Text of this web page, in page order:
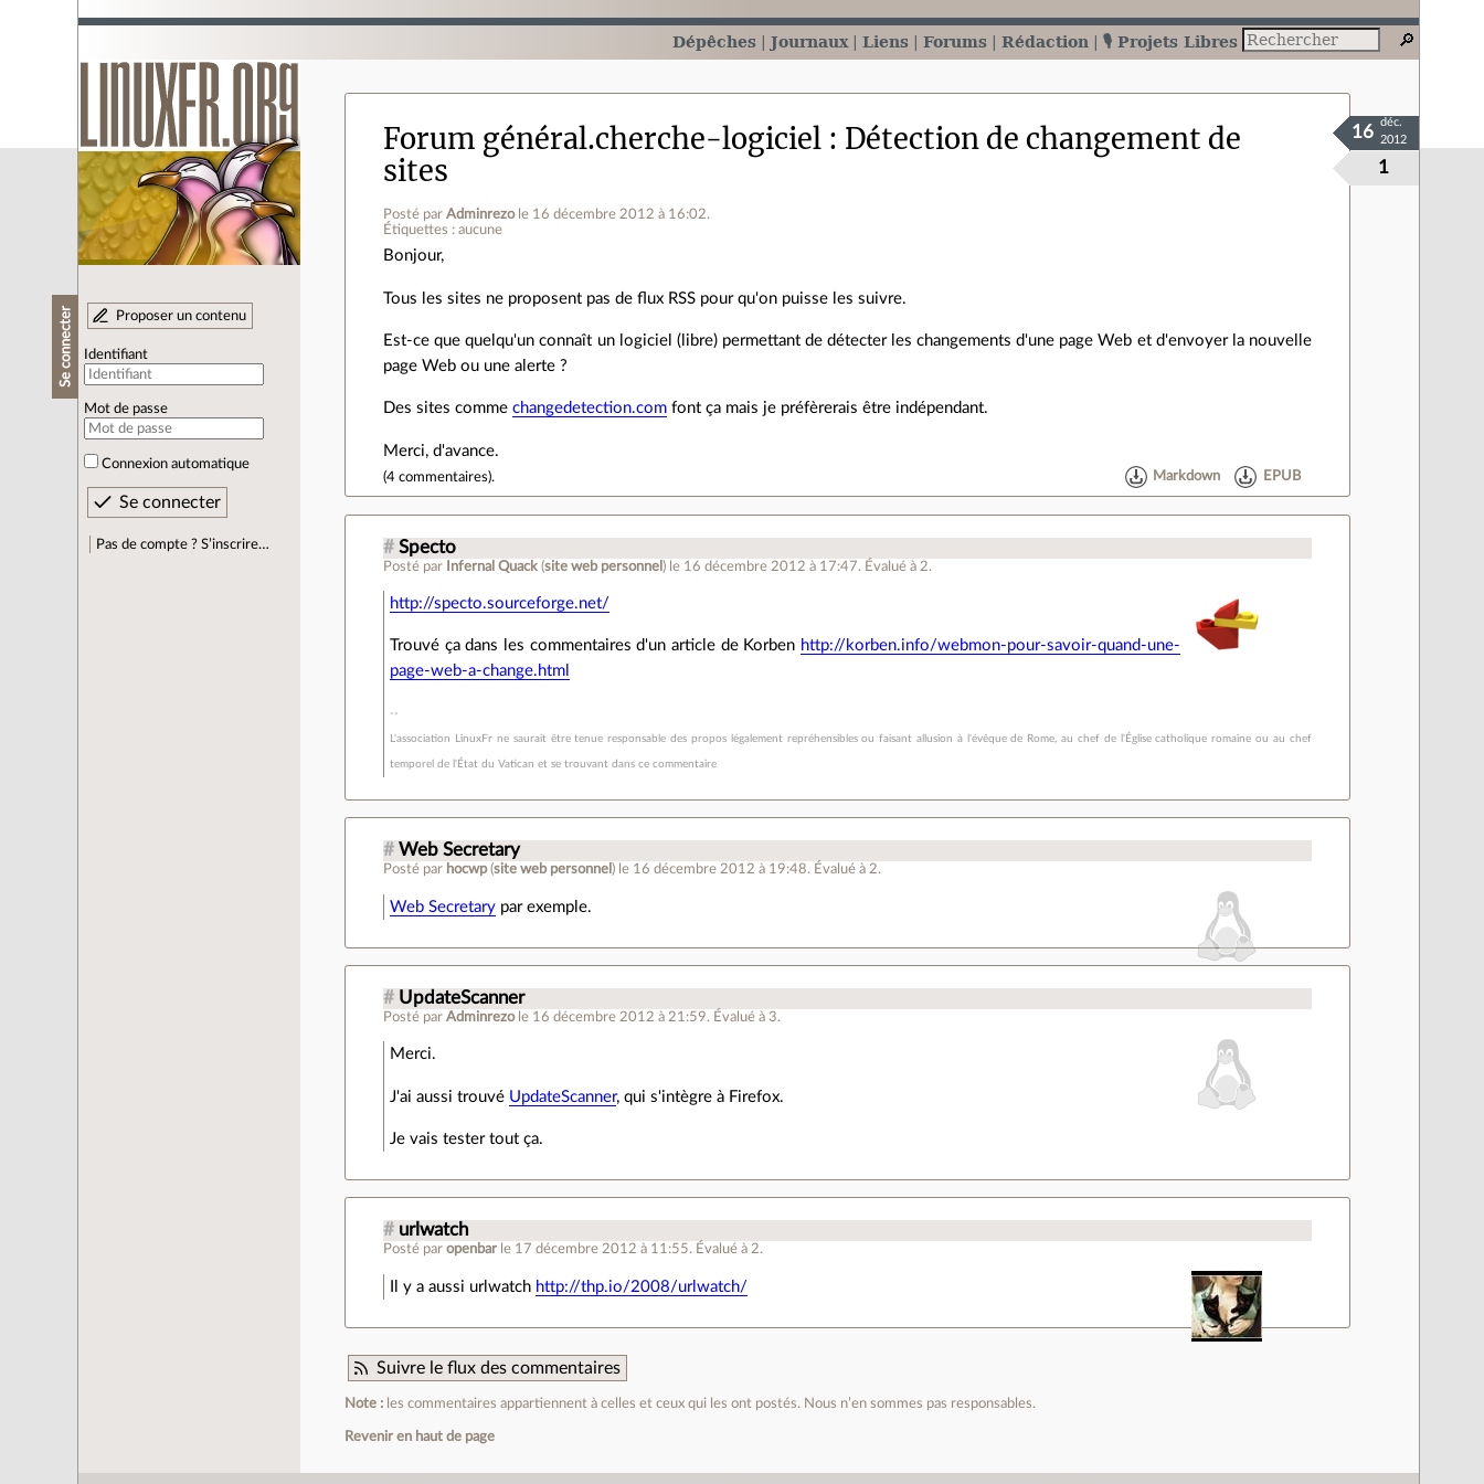
Dépêches Journaux Liens Forums Rédaction 🎙️ Projets Libres
Se connecter Proposer un contenu
Identifiant
Mot de passe
Connexion automatique
Pas de compte ? S’inscrire…
Forum général.cherche-logiciel
Détection de changement de
sites
Posté parAdminrezo le 16 décembre 2012 à 16:02.
Étiquettes : aucune
1
16
déc.
2012
Bonjour,
Tous les sites ne proposent pas de flux RSS pour qu'on puisse les suivre.
Est-ce que quelqu'un connaît un logiciel (libre) permettant de détecter les changements d'une page Web et d'envoyer la nouvelle
page Web ou une alerte ?
Des sites commechangedetection.com font ça mais je préfèrerais être indépendant.
Merci, d'avance.
(4 commentaires). Markdown EPUB
# Specto
Posté par Infernal Quack (site web personnel ) le 16 décembre 2012 à 17:47. Évalué à 2.
http://specto.sourceforge.net/
Trouvé ça dans les commentaires d'un article de Korben http://korben.info/webmon-pour-savoir-quand-une-
page-web-a-change.html
L'association LinuxFr ne saurait être tenue responsable des propos légalement repréhensibles ou faisant allusion à l'évêque de Rome, au chef de l'Église catholique romaine ou au chef
temporel de l'État du Vatican et se trouvant dans ce commentaire
# Web Secretary
Posté par hocwp(site web personnel ) le 16 décembre 2012 à 19:48. Évalué à 2.
Web Secretary par exemple.
# UpdateScanner
Posté parAdminrezo le 16 décembre 2012 à 21:59. Évalué à 3.
Merci.
J'ai aussi trouvé UpdateScanner, qui s'intègre à Firefox.
Je vais tester tout ça.
# urlwatch
Posté paropenbar le 17 décembre 2012 à 11:55. Évalué à 2.
Il y a aussi urlwatch http://thp.io/2008/urlwatch/
Suivre le flux des commentaires
Note : les commentaires appartiennent à celles et ceux qui les ont postés. Nous n’en sommes pas responsables.
Revenir en haut de page